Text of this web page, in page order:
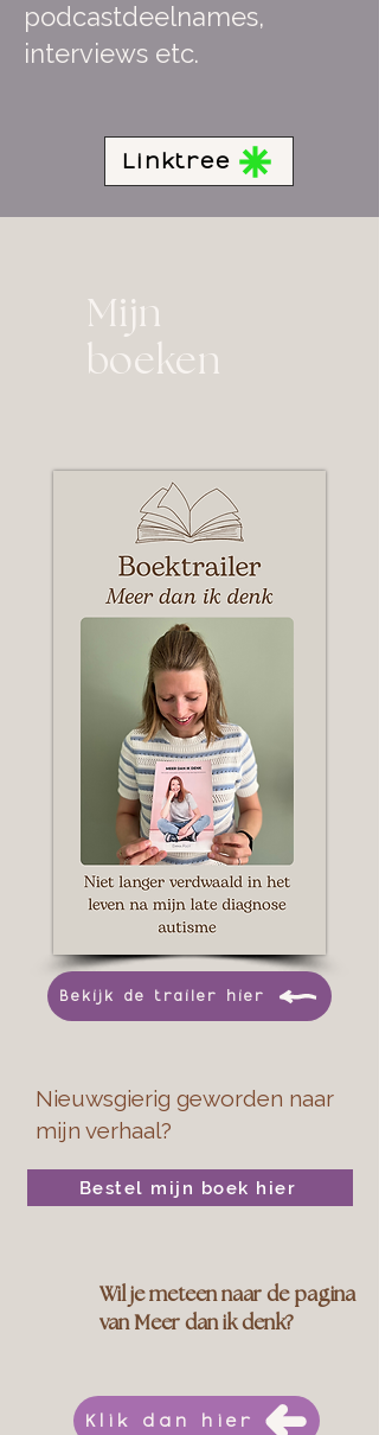
podcastdeelnames,
interviews etc.
Linktree
Mijn
boeken
Bekijk de trailer hier
Nieuwsgierig geworden naar
mijn verhaal?
Bestel mijn boek hier
Wil je meteen naar de pagina
van Meer dan ik denk?
Klik dan hier